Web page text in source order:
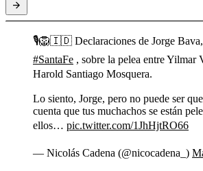
🎙️🦁🇮🇩 Declaraciones de Jorge
#SantaFe , sobre la pelea entre Yilmar
Harold Santiago Mosquera.
Lo siento, Jorge, pero no puede ser
cuenta que tus muchachos se están
ellos… pic.twitter.com/1JhHjtRO66
— Nicolás Cadena (@nicocadena_)